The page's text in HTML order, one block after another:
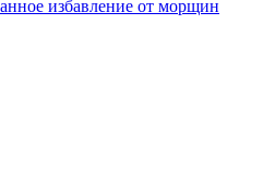
избавление от морщин